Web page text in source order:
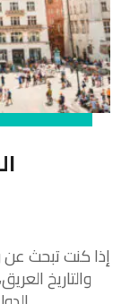
إذا كنت تبحث عن
والتاريخ